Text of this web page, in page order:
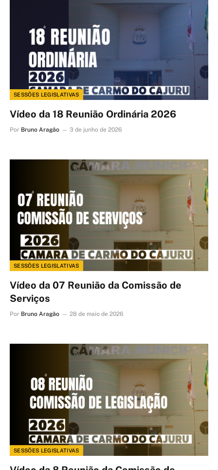
SESSÕES LEGISLATIVAS
Vídeo da 18 Reunião Ordinária 2026
Por Bruno Aragão 3 de junho de 2026
SESSÕES LEGISLATIVAS
Vídeo da 07 Reunião da Comissão de
Serviços
Por Bruno Aragão 28 de maio de 2026
SESSÕES LEGISLATIVAS